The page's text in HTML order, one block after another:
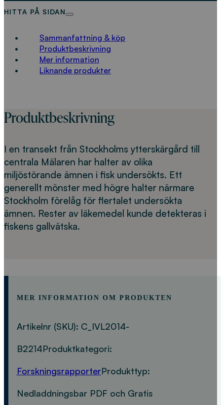
HITTA PÅ SIDAN
Sammanfattning & köp
Produktbeskrivning
Mer information
Liknande produkter
Produktbeskrivning
I en transekt från Stockholms ytterskärgård till
centrala Mälaren har halter av olika
miljöstörande ämnen i fisk undersökts. Ett
generellt mönster med högre halter närmare
Stockholm förelåg för flertalet undersökta
ämnen. Rester av läkemedel kunde detekteras i
fiskens gallvätska.
MER INFORMATION OM PRODUKTEN
Artikelnr (SKU): C_IVL2014-
B2214Produktkategori:
ForskningsrapporterProdukttyp:
Nedladdningsbar PDF och Gratis